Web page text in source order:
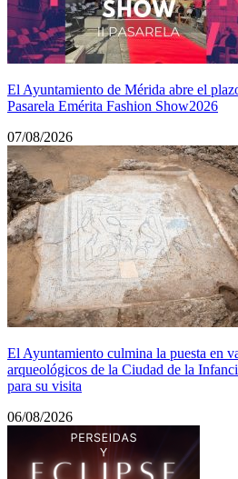
El Ayuntamiento de Mérida abre el
Pasarela Emérita Fashion Show2026
07/08/2026
El Ayuntamiento culmina la puesta en
arqueológicos de la Ciudad de la
para su visita
06/08/2026